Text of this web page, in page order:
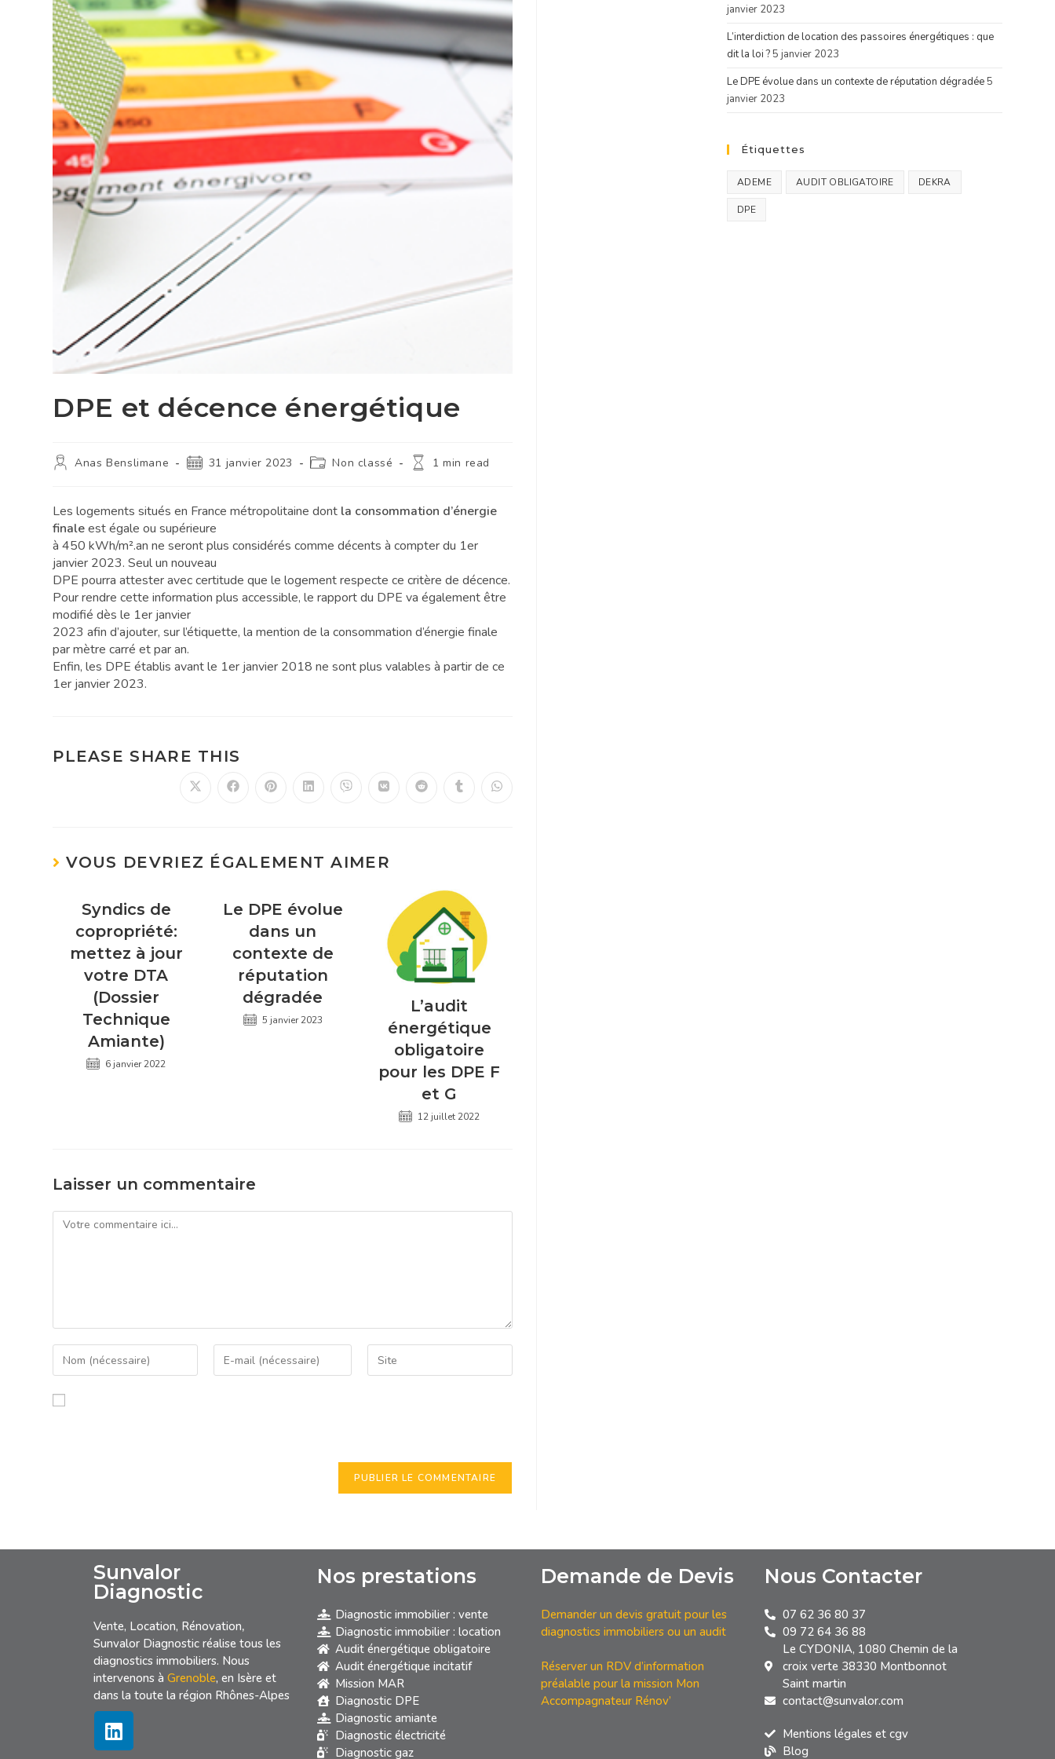
DPE et décence énergétique
Anas Benslimane 31 janvier 2023 Non classé 1 min read
Les logements situés en France métropolitaine dont la consommation d’énergie
finaleest égale ou supérieure
à 450 kWh/m².anne seront plus considérés comme décents à compter du 1er
janvier 2023. Seul un nouveau
DPE pourra attester avec certitude que le logement respecte ce critère de décence.
Pour rendre cette information plus accessible, lerapport du DPE va également être
modifiédès le 1er janvier
2023 afin d’ajouter, sur l’étiquette, la mention de la consommation d’énergie finale
par mètre carré et par an.
Enfin, les DPE établis avant le 1er janvier 2018ne sontplus valablesà partir de ce
1er janvier 2023.
PLEASE SHARE THIS
VOUS DEVRIEZ ÉGALEMENT AIMER
Syndics de
copropriété:
mettez à jour
votre DTA
(Dossier
Technique
Amiante)
6 janvier 2022
Le DPE évolue
dans un
contexte de
réputation
dégradée
5 janvier 2023
L’audit
énergétique
obligatoire
pour les DPE F
et G
12 juillet 2022
Laisser un commentaire
janvier 2023
L’interdiction de location des passoires énergétiques : que
dit la loi ? 5 janvier 2023
Le DPE évolue dans un contexte de réputation dégradée 5
janvier 2023
Étiquettes
ADEME AUDIT OBLIGATOIRE DEKRA
DPE
Sunvalor
Diagnostic
Vente, Location, Rénovation,
Sunvalor Diagnostic réalise tous les
diagnostics immobiliers. Nous
intervenons à Grenoble, en Isère et
dans la toute la région Rhônes-Alpes
Nos prestations
Diagnostic immobilier : vente
Diagnostic immobilier : location
Audit énergétique obligatoire
Audit énergétique incitatif
Mission MAR
Diagnostic DPE
Diagnostic amiante
Diagnostic électricité
Diagnostic gaz
Demande de Devis
Demander un devis gratuit pour les
diagnostics immobiliers ou un audit
Réserver un RDV d’information
préalable pour la mission Mon
Accompagnateur Rénov’
Nous Contacter
07 62 36 80 37
09 72 64 36 88
Le CYDONIA, 1080 Chemin de la
croix verte 38330 Montbonnot
Saint martin
contact@sunvalor.com
Mentions légales et cgv
Blog